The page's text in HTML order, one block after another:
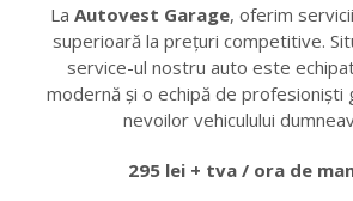
La Autovest Garage, oferim
superioară la prețuri competitive.
service-ul nostru auto este
modernă și o echipă de profesioniști
nevoilor vehiculului
295 lei + tva / ora de